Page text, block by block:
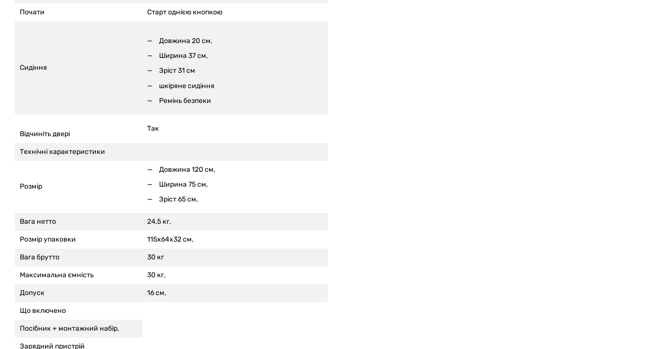
Почати Старт однією кнопкою
Сидіння
Довжина 20 см,
Ширина 37 см,
Зріст 31 см
шкіряне сидіння
Ремінь безпеки
Відчиніть двері
Так
Технічні характеристики
Розмір
Довжина 120 см,
Ширина 75 см,
Зріст 65 см,
Вага нетто 24,5 кг,
Розмір упаковки 115x64x32 см,
Вага брутто 30 кг
Максимальна ємність 30 кг,
Допуск 16 см,
Що включено
Посібник + монтажний набір,
Зарядний пристрій